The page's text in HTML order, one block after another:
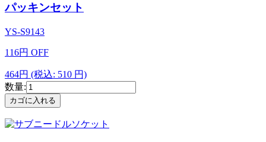
パッキンセット
YS-S9143
116円 OFF
464円 (税込: 510 円)
数量: